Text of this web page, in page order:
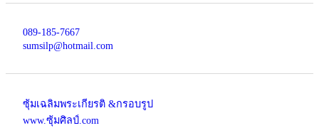
089-185-7667
sumsilp@hotmail.com
ซุ้มเฉลิมพระเกียรติ &กรอบรูป
www.ซุ้มศิลป์.com